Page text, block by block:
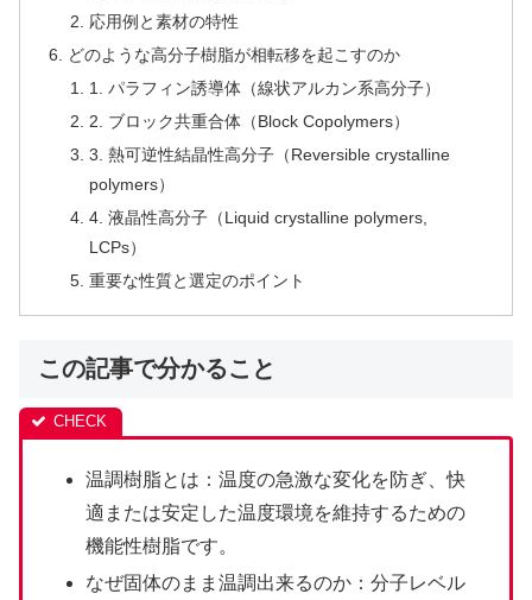
応用例と素材の特性
どのような高分子樹脂が相転移を起こすのか
1. パラフィン誘導体（線状アルカン系高分子）
2. ブロック共重合体（Block Copolymers）
3. 熱可逆性結晶性高分子（Reversible crystalline
polymers）
4. 液晶性高分子（Liquid crystalline polymers,
LCPs）
重要な性質と選定のポイント
この記事で分かること
温調樹脂とは：温度の急激な変化を防ぎ、快
適または安定した温度環境を維持するための
機能性樹脂です。
なぜ固体のまま温調出来るのか：分子レベル